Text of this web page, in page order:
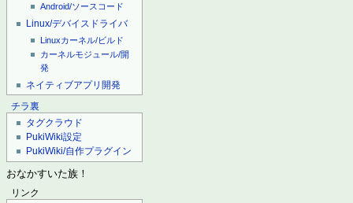
Android/ソースコード
Linux/デバイスドライバ
Linuxカーネル/ビルド
カーネルモジュール/開
発
ネイティブアプリ開発
チラ裏
タグクラウド
PukiWiki設定
PukiWiki/自作プラグイン
おなかすいた族！
リンク